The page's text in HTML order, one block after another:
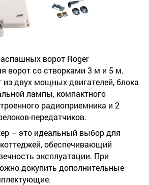
ворот Roger
ворот со створками 3 м и 5 м.
из двух мощных двигателей, блока
лампы, компактного
радиоприемника и 2
передатчиков.
– это идеальный выбор для
обеспечивающий
эксплуатации. При
докупить дополнительные